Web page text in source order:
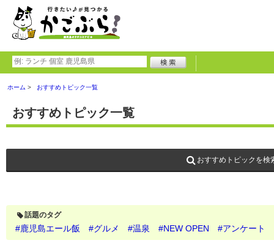
ホーム おすすめトピック一覧
おすすめトピック一覧
おすすめトピックを検
話題のタグ
#鹿児島エール飯 #グルメ #温泉 #NEW OPEN #アンケート